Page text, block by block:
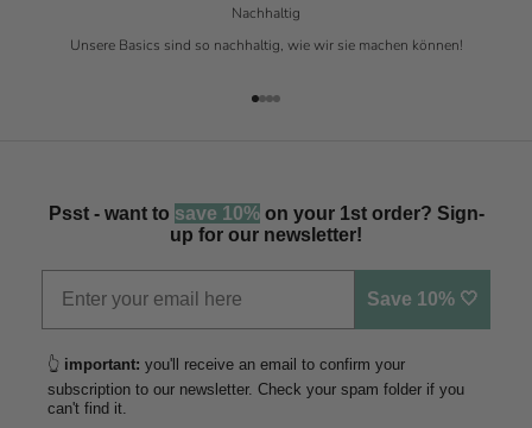
Nachhaltig
Unsere Basics sind so nachhaltig, wie wir sie machen können!
Gehe zu Element 1
Gehe zu Element 2
Gehe zu Element 3
Gehe zu Element 4
Psst - want to save 10%on your 1st order? Sign-
up for our newsletter!
Save 10% 🤍
👆 important: you'll receive an email to confirm your
subscription to our newsletter. Check your spam folder if you
can't find it.